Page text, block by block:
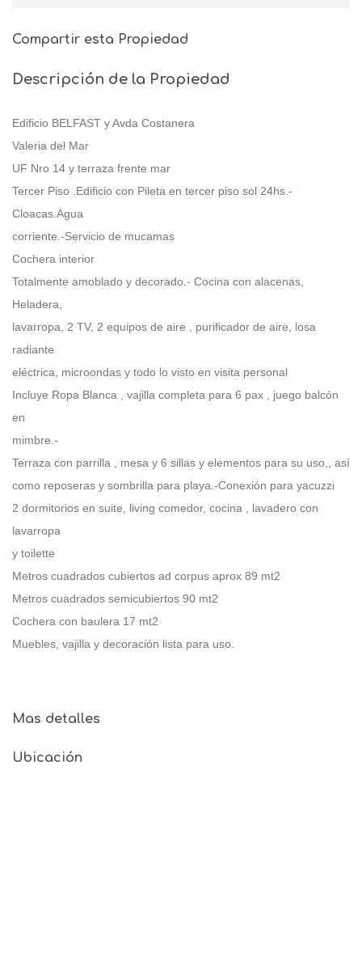
Compartir esta Propiedad
Descripción de la Propiedad
Edificio BELFAST y Avda Costanera
Valeria del Mar
UF Nro 14 y terraza frente mar
Tercer Piso .Edificio con Pileta en tercer piso sol 24hs.-
Cloacas.Agua
corriente.-Servicio de mucamas
Cochera interior
Totalmente amoblado y decorado.- Cocina con alacenas,
Heladera,
lavarropa, 2 TV, 2 equipos de aire , purificador de aire, losa
radiante
eléctrica, microondas y todo lo visto en visita personal
Incluye Ropa Blanca , vajilla completa para 6 pax , juego balcón
en
mimbre.-
Terraza con parrilla , mesa y 6 sillas y elementos para su uso,, así
como reposeras y sombrilla para playa.-Conexión para yacuzzi
2 dormitorios en suite, living comedor, cocina , lavadero con
lavarropa
y toilette
Metros cuadrados cubiertos ad corpus aprox 89 mt2
Metros cuadrados semicubiertos 90 mt2
Cochera con baulera 17 mt2
Muebles, vajilla y decoración lista para uso.
Mas detalles
Ubicación